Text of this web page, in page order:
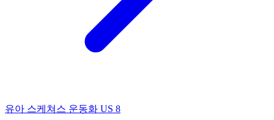
유아 스케쳐스 운동화 US 8